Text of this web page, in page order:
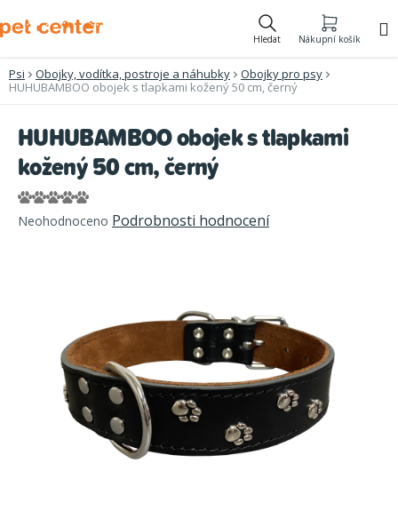
na
Hledat Nákupní košík
Psi Obojky, vodítka, postroje a náhubky
Obojky pro psy
HUHUBAMBOO obojek s tlapkami kožený 50 cm, černý
HUHUBAMBOO obojek s tlapkami
kožený 50 cm, černý
Průměrné
hodnocení
hvězdiček.
Neohodnoceno Podrobnosti hodnocení